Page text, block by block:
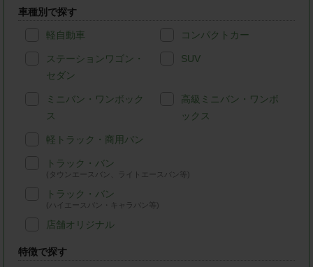
車種別で探す
軽自動車 コンパクトカー
ステーションワゴン・
セダン
SUV
ミニバン・ワンボック
ス
高級ミニバン・ワンボ
ックス
軽トラック・商用バン
トラック・バン
(タウンエースバン、ライトエースバン等)
トラック・バン
(ハイエースバン・キャラバン等)
店舗オリジナル
特徴で探す